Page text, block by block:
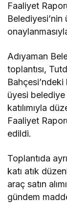
Faaliyet
Adıyaman
toplantısı,
üyesi belediye
katılımıyla
Faaliyet
edildi.
Toplantıda
katı atık
araç satın
gündem